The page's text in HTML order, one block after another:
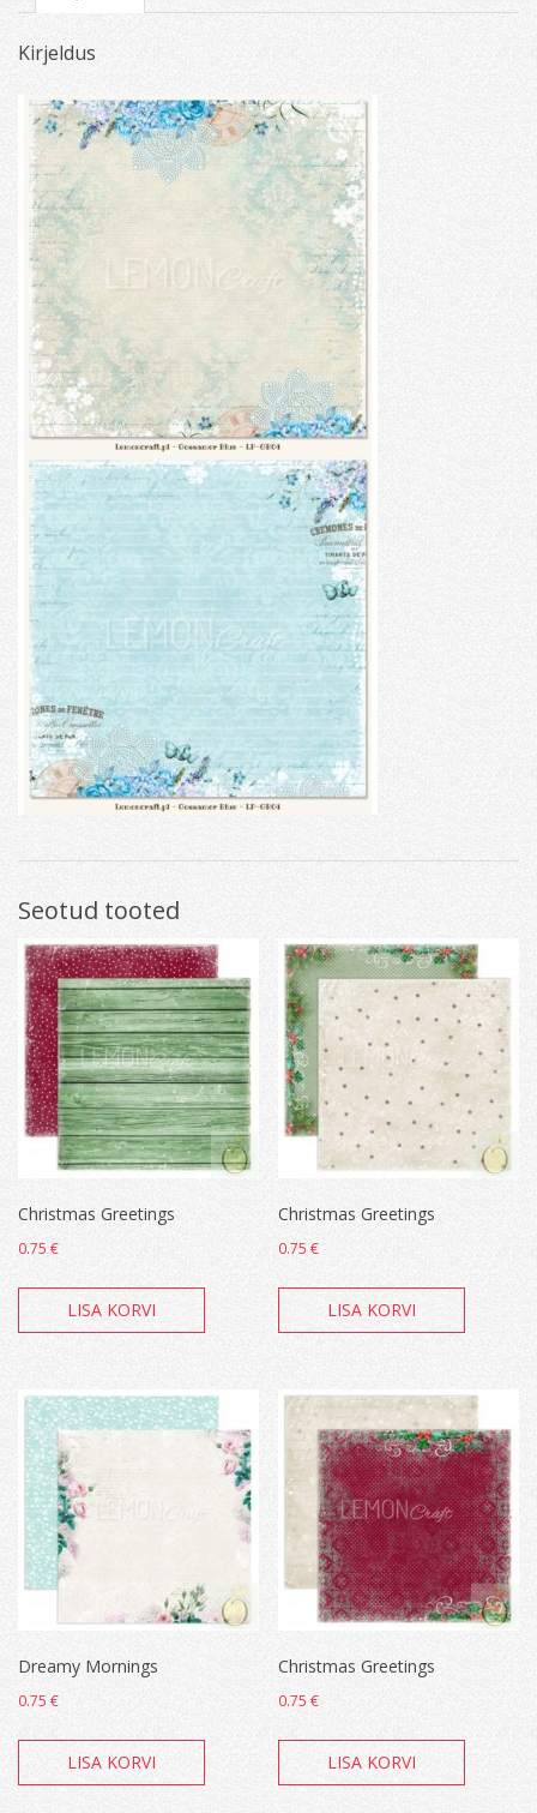
Kirjeldus
Seotud tooted
Christmas Greetings
0.75 €
LISA KORVI
Christmas Greetings
0.75€
LISA KORVI
Dreamy Mornings
0.75 €
LISA KORVI
Christmas Greetings
0.75€
LISA KORVI